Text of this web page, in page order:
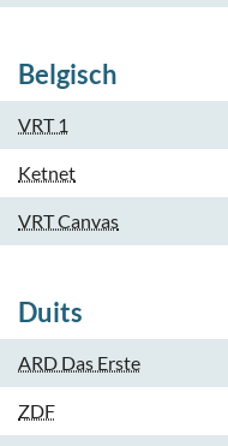
Belgisch
VRT 1
Ketnet
VRT Canvas
Duits
ARD Das Erste
ZDF